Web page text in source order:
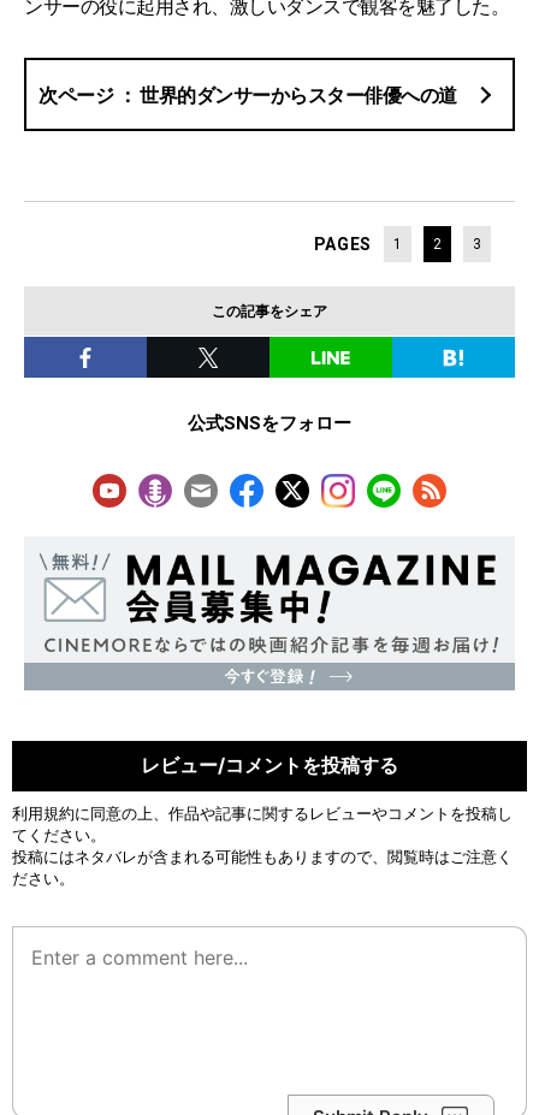
ンサーの役に起用され、激しいダンスで観客を魅了した。
世界的ダンサーからスター俳優への道
PAGES 1 2 3
この記事をシェア
公式SNSをフォロー
レビュー/コメントを投稿する
利用規約に同意の上、作品や記事に関するレビューやコメントを投稿し
てください。
投稿にはネタバレが含まれる可能性もありますので、閲覧時はご注意く
ださい。